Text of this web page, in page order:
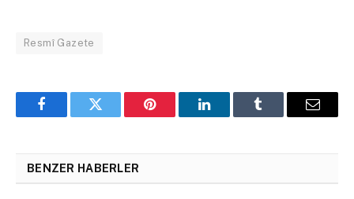
Resmî Gazete
FacebookTwitter Pinterest LinkedInTumblr Email
BENZER HABERLER